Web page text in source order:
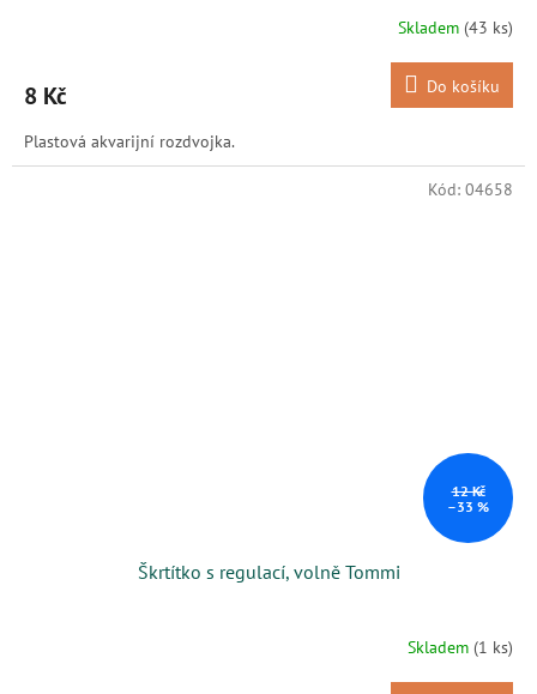
Skladem (43 ks)
8 Kč Do košíku
Plastová akvarijní rozdvojka.
12 Kč
–33 %
Škrtítko s regulací, volně Tommi
Skladem (1 ks)
Kód: 04658